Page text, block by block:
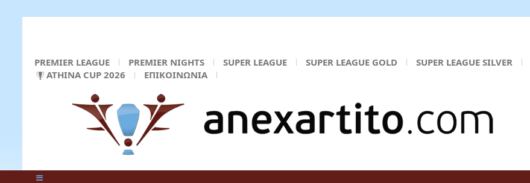
PREMIER LEAGUE PREMIER NIGHTS SUPER LEAGUE SUPER LEAGUE GOLD SUPER LEAGUE SILVER
ATHINA CUP 2026
ΕΠΙΚΟΙΝΩΝΙΑ